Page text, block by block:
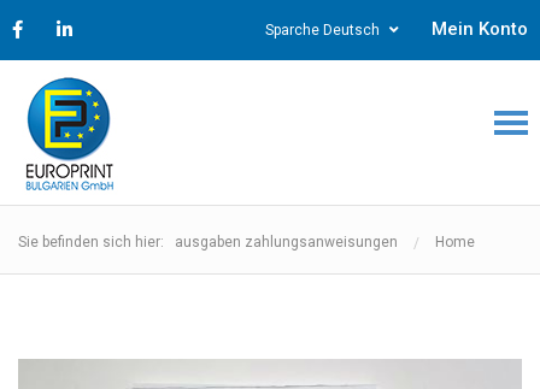
Sparche Deutsch Mein Konto
Sie befinden sich hier: ausgaben zahlungsanweisungen Home